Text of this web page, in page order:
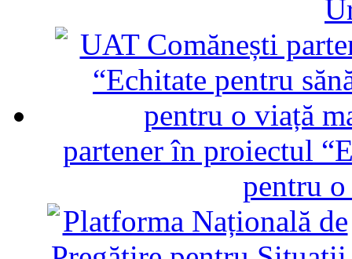
partener în proiectul
pentru